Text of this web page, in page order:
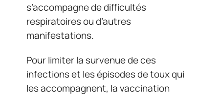
s’accompagne de difficultés
respiratoires ou d’autres
manifestations.
Pour limiter la survenue de ces
infections et les épisodes de toux qui
les accompagnent, la vaccination